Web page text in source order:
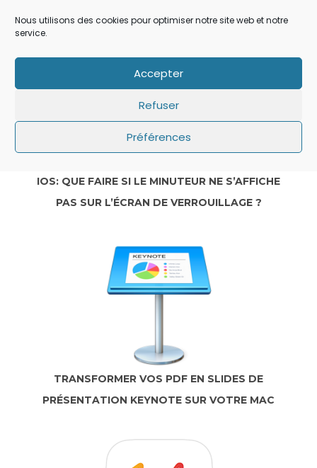
Nous utilisons des cookies pour optimiser notre site web et notre
service.
Accepter
Refuser
Préférences
IOS: QUE FAIRE SI LE MINUTEUR NE S’AFFICHE
PAS SUR L’ÉCRAN DE VERROUILLAGE ?
TRANSFORMER VOS PDF EN SLIDES DE
PRÉSENTATION KEYNOTE SUR VOTRE MAC